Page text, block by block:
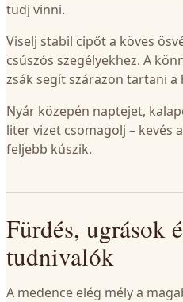
tudj vinni.
Viselj stabil cipőt a köves
csúszós szegélyekhez. A
zsák segít szárazon tartani
Nyár közepén naptejet,
liter vizet csomagolj – kevés
feljebb kúszik.
Fürdés, ugrások
tudnivalók
A medence elég mély a